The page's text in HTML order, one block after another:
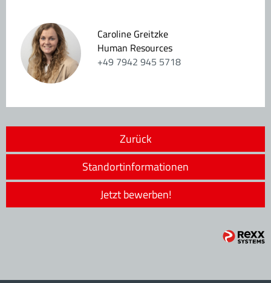
Caroline Greitzke
Human Resources
+49 7942 945 5718
Standortinformationen
Zurück
Jetzt bewerben!